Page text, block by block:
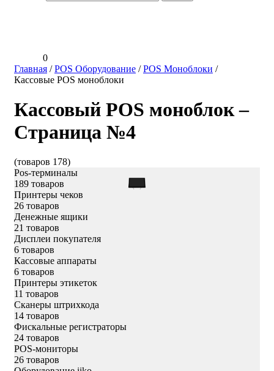
0
Главная /POS Оборудование /POS Моноблоки /
Кассовые POS моноблоки
Кассовый POS моноблок –
Страница №4
(товаров 178)
Pos-терминалы
189 товаров
Принтеры чеков
26 товаров
Денежные ящики
21 товаров
Дисплеи покупателя
6 товаров
Кассовые аппараты
6 товаров
Принтеры этикеток
11 товаров
Сканеры штрихкода
14 товаров
Фискальные регистраторы
24 товаров
POS-мониторы
26 товаров